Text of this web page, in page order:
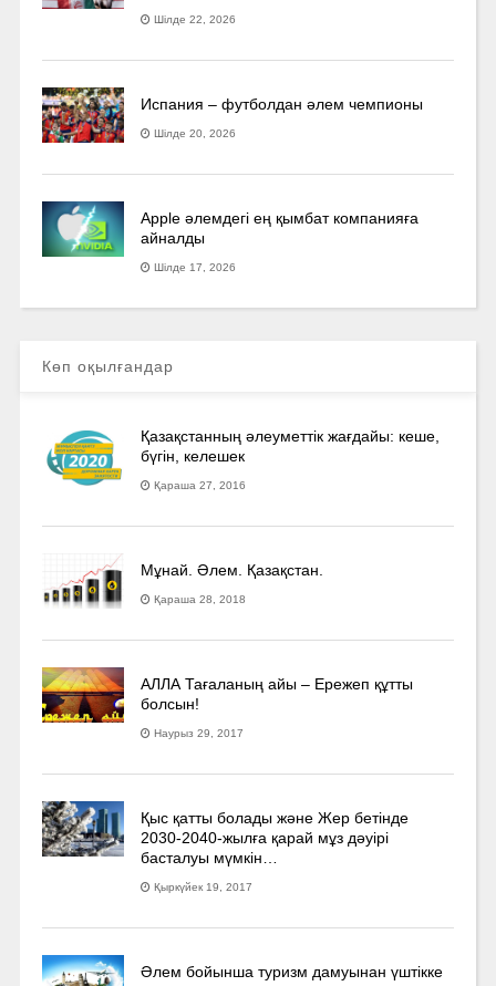
Шілде 22, 2026
Испания – футболдан әлем чемпионы
Шілде 20, 2026
Apple әлемдегі ең қымбат компанияға
айналды
Шілде 17, 2026
Көп оқылғандар
Қазақстанның әлеуметтік жағдайы: кеше,
бүгін, келешек
Қараша 27, 2016
Мұнай. Әлем. Қазақстан.
Қараша 28, 2018
АЛЛА Тағаланың айы – Ережеп құтты
болсын!
Наурыз 29, 2017
Қыс қатты болады және Жер бетінде
2030-2040­-жылға қарай мұз дәуірі
басталуы мүмкін…
Қыркүйек 19, 2017
Әлем бойынша туризм дамуынан үштікке